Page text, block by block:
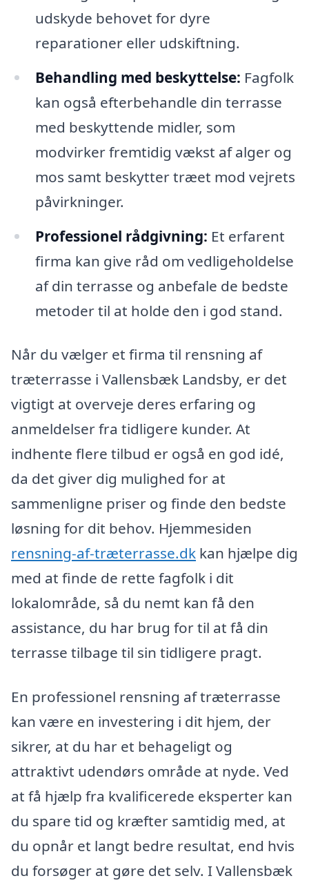
udskyde behovet for dyre
reparationer eller udskiftning.
Behandling med beskyttelse: Fagfolk
kan også efterbehandle din terrasse
med beskyttende midler, som
modvirker fremtidig vækst af alger og
mos samt beskytter træet mod vejrets
påvirkninger.
Professionel rådgivning: Et erfarent
firma kan give råd om vedligeholdelse
af din terrasse og anbefale de bedste
metoder til at holde den i god stand.
Når du vælger et firma til rensning af
træterrasse i Vallensbæk Landsby, er det
vigtigt at overveje deres erfaring og
anmeldelser fra tidligere kunder. At
indhente flere tilbud er også en god idé,
da det giver dig mulighed for at
sammenligne priser og finde den bedste
løsning for dit behov. Hjemmesiden
rensning-af-træterrasse.dk kan hjælpe dig
med at finde de rette fagfolk i dit
lokalområde, så du nemt kan få den
assistance, du har brug for til at få din
terrasse tilbage til sin tidligere pragt.
En professionel rensning af træterrasse
kan være en investering i dit hjem, der
sikrer, at du har et behageligt og
attraktivt udendørs område at nyde. Ved
at få hjælp fra kvalificerede eksperter kan
du spare tid og kræfter samtidig med, at
du opnår et langt bedre resultat, end hvis
du forsøger at gøre det selv. I Vallensbæk